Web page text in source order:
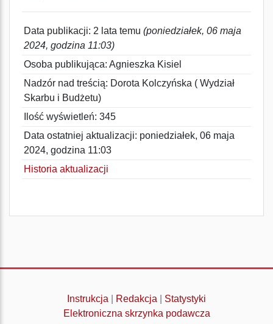
Data publikacji: 2 lata temu (poniedziałek, 06 maja
2024, godzina 11:03)
Osoba publikująca: Agnieszka Kisiel
Nadzór nad treścią: Dorota Kolczyńska ( Wydział
Skarbu i Budżetu)
Ilość wyświetleń: 345
Data ostatniej aktualizacji: poniedziałek, 06 maja
2024, godzina 11:03
Historia aktualizacji
Instrukcja Redakcja
Statystyki
Elektroniczna skrzynka podawcza